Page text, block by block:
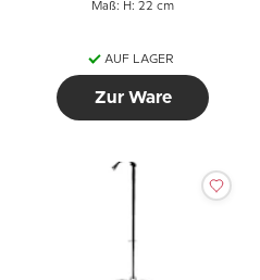
Maß: H: 22 cm
AUF LAGER
Zur Ware